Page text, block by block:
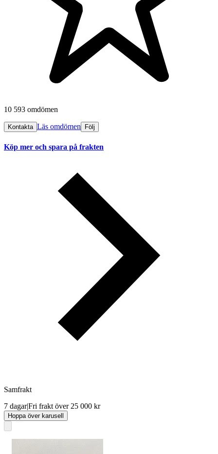
10 593 omdömen
Kontakta Läs omdömen Följ
Köp mer och spara på frakten
Samfrakt
7 dagar|Fri frakt över 25 000 kr
Hoppa över karusell